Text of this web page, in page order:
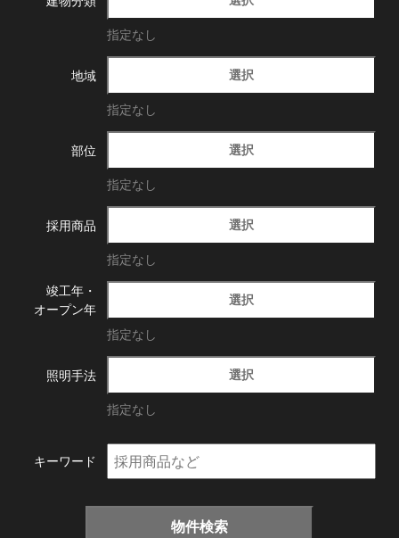
指定なし
地域 選択
指定なし
部位 選択
指定なし
採用商品 選択
指定なし
竣工年・
オープン年
選択
指定なし
照明手法 選択
指定なし
キーワード
物件検索